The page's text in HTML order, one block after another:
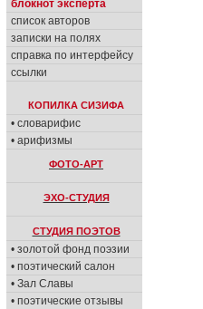
блокнот эксперта
список авторов
записки на полях
справка по интерфейсу
ссылки
КОПИЛКА СИЗИФА
• словарифис
• арифизмы
ФОТО-АРТ
ЭХО-СТУДИЯ
СТУДИЯ ПОЭТОВ
• золотой фонд поэзии
• поэтический салон
• Зал Славы
• поэтические отзывы